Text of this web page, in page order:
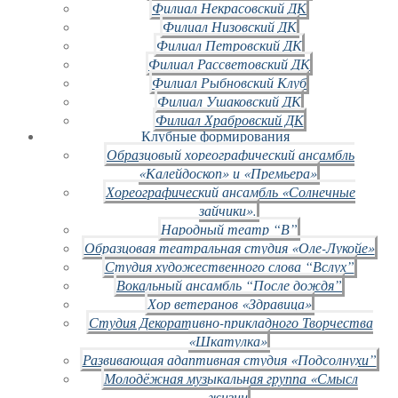
Филиал Некрасовский ДК
Филиал Низовский ДК
Филиал Петровский ДК
Филиал Рассветовский ДК
Филиал Рыбновский Клуб
Филиал Ушаковский ДК
Филиал Храбровский ДК
Клубные формирования
Образцовый хореографический ансамбль
«Калейдоскоп» и «Премьера»
Хореографический ансамбль «Солнечные
зайчики».
Народный театр “В”
Образцовая театральная студия «Оле-Лукойе»
Студия художественного слова “Вслух”
Вокальный ансамбль “После дождя”
Хор ветеранов «Здравица»
Студия Декоративно-прикладного Творчества
«Шкатулка»
Развивающая адаптивная студия «Подсолнухи”
Молодёжная музыкальная группа «Смысл